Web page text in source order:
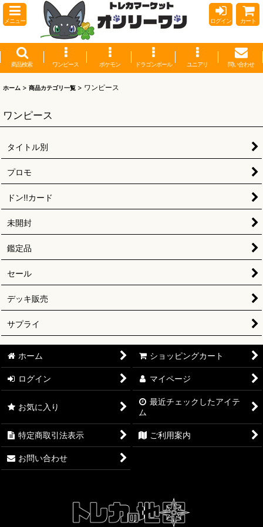
メニュー ログイン カート
商品検索 ワンピース ポケモン ドラゴンボール ユニアリ 問い合わせ
ホーム > 商品カテゴリ一覧 > ワンピース
ワンピース
タイトル別
プロモ
ドン!!カード
未開封
鑑定品
セール
デッキ販売
サプライ
ホーム ショッピングカート
ログイン マイページ
お気に入り
最近チェックしたアイテ
ム
特定商取引法表示 ご利用案内
お問い合わせ